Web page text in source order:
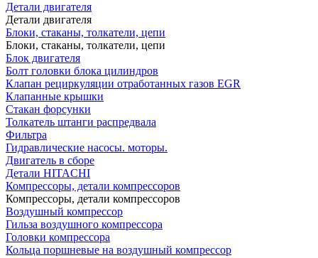
Детали двигателя
Детали двигателя
Блоки, стаканы, толкатели, цепи
Блоки, стаканы, толкатели, цепи
Блок двигателя
Болт головки блока цилиндров
Клапан рециркуляции отработанных газов EGR
Клапанные крышки
Стакан форсунки
Толкатель штанги распредвала
Фильтра
Гидравлические насосы. моторы.
Двигатель в сборе
Детали HITACHI
Компрессоры, детали компрессоров
Компрессоры, детали компрессоров
Воздушный компрессор
Гильза воздушного компрессора
Головки компрессора
Кольца поршневые на воздушный компрессор